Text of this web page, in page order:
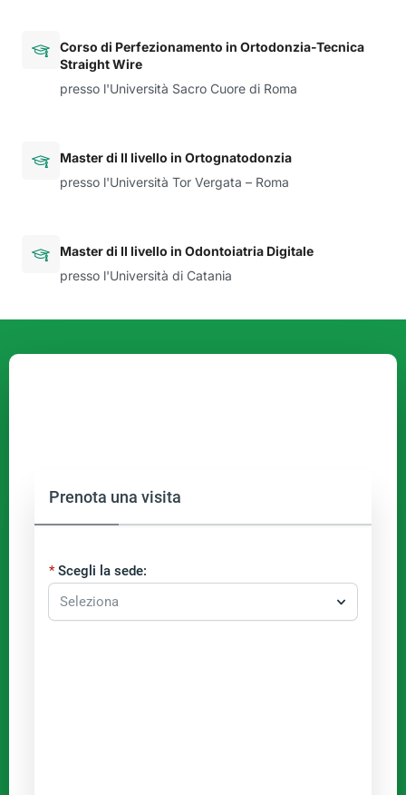
Corso di Perfezionamento in Ortodonzia-Tecnica
Straight Wire
presso l'Università Sacro Cuore di Roma
Master di II livello in Ortognatodonzia
presso l'Università Tor Vergata – Roma
Master di II livello in Odontoiatria Digitale
presso l'Università di Catania
Prenota una visita
Scegli la sede:
Seleziona